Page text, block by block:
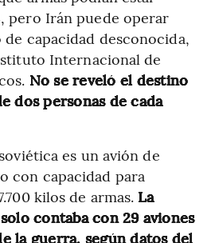
pero Irán puede operar
capacidad desconocida,
Internacional de
No se reveló el destino
dos personas de cada
es un avión de
con capacidad para
kilos de armas. La
contaba con 29 aviones
la guerra, según datos del